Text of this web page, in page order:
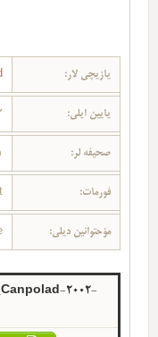
یازیچی لار:
یایین ایلی:
صحیفه لر:
فورمات:
مؤحتوانین دیلی:
2002-